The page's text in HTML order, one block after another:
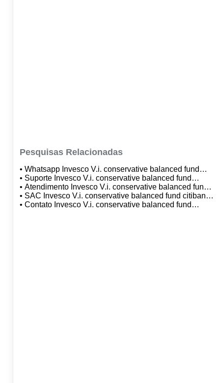
Pesquisas Relacionadas
• Whatsapp Invesco V.i. conservative balanced fund
citibank dtvm sa
• Suporte Invesco V.i. conservative balanced fund
citibank dtvm sa
• Atendimento Invesco V.i. conservative balanced fund
citibank dtvm sa
• SAC Invesco V.i. conservative balanced fund citibank
dtvm sa
• Contato Invesco V.i. conservative balanced fund